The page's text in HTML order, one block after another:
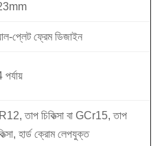
প্লেট ফ্রেম ডিজাইন
তাপ চিকিত্সা বা GCr15, তাপ
হার্ড ক্রোম লেপযুক্ত